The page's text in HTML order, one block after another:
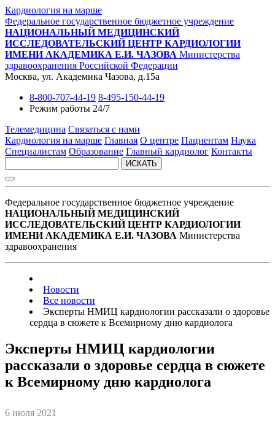
Кардиология на марше
Федеральное государственное бюджетное учреждение
НАЦИОНАЛЬНЫЙ МЕДИЦИНСКИЙ
ИССЛЕДОВАТЕЛЬСКИЙ ЦЕНТР КАРДИОЛОГИИ
ИМЕНИ АКАДЕМИКА Е.И. ЧАЗОВА Министерства
здравоохранения Российской Федерации
Москва, ул. Академика Чазова, д.15а
8-800-707-44-19 8-495-150-44-19
Режим работы 24/7
Телемедицина Связаться с нами
Кардиология на марше Главная О центре Пациентам Наука
Специалистам Образование Главный кардиолог Контакты
ИСКАТЬ
Федеральное государственное бюджетное учреждение
НАЦИОНАЛЬНЫЙ МЕДИЦИНСКИЙ
ИССЛЕДОВАТЕЛЬСКИЙ ЦЕНТР КАРДИОЛОГИИ
ИМЕНИ АКАДЕМИКА Е.И. ЧАЗОВА Министерства
здравоохранения
Новости
Все новости
Эксперты НМИЦ кардиологии рассказали о здоровье
сердца в сюжете к Всемирному дню кардиолога
Эксперты НМИЦ кардиологии
рассказали о здоровье сердца в сюжете
к Всемирному дню кардиолога
6 июля 2021